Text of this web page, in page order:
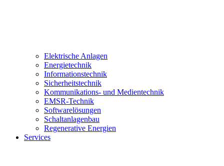
Elektrische Anlagen
Energietechnik
Informationstechnik
Sicherheitstechnik
Kommunikations- und Medientechnik
EMSR-Technik
Softwarelösungen
Schaltanlagenbau
Regenerative Energien
Services